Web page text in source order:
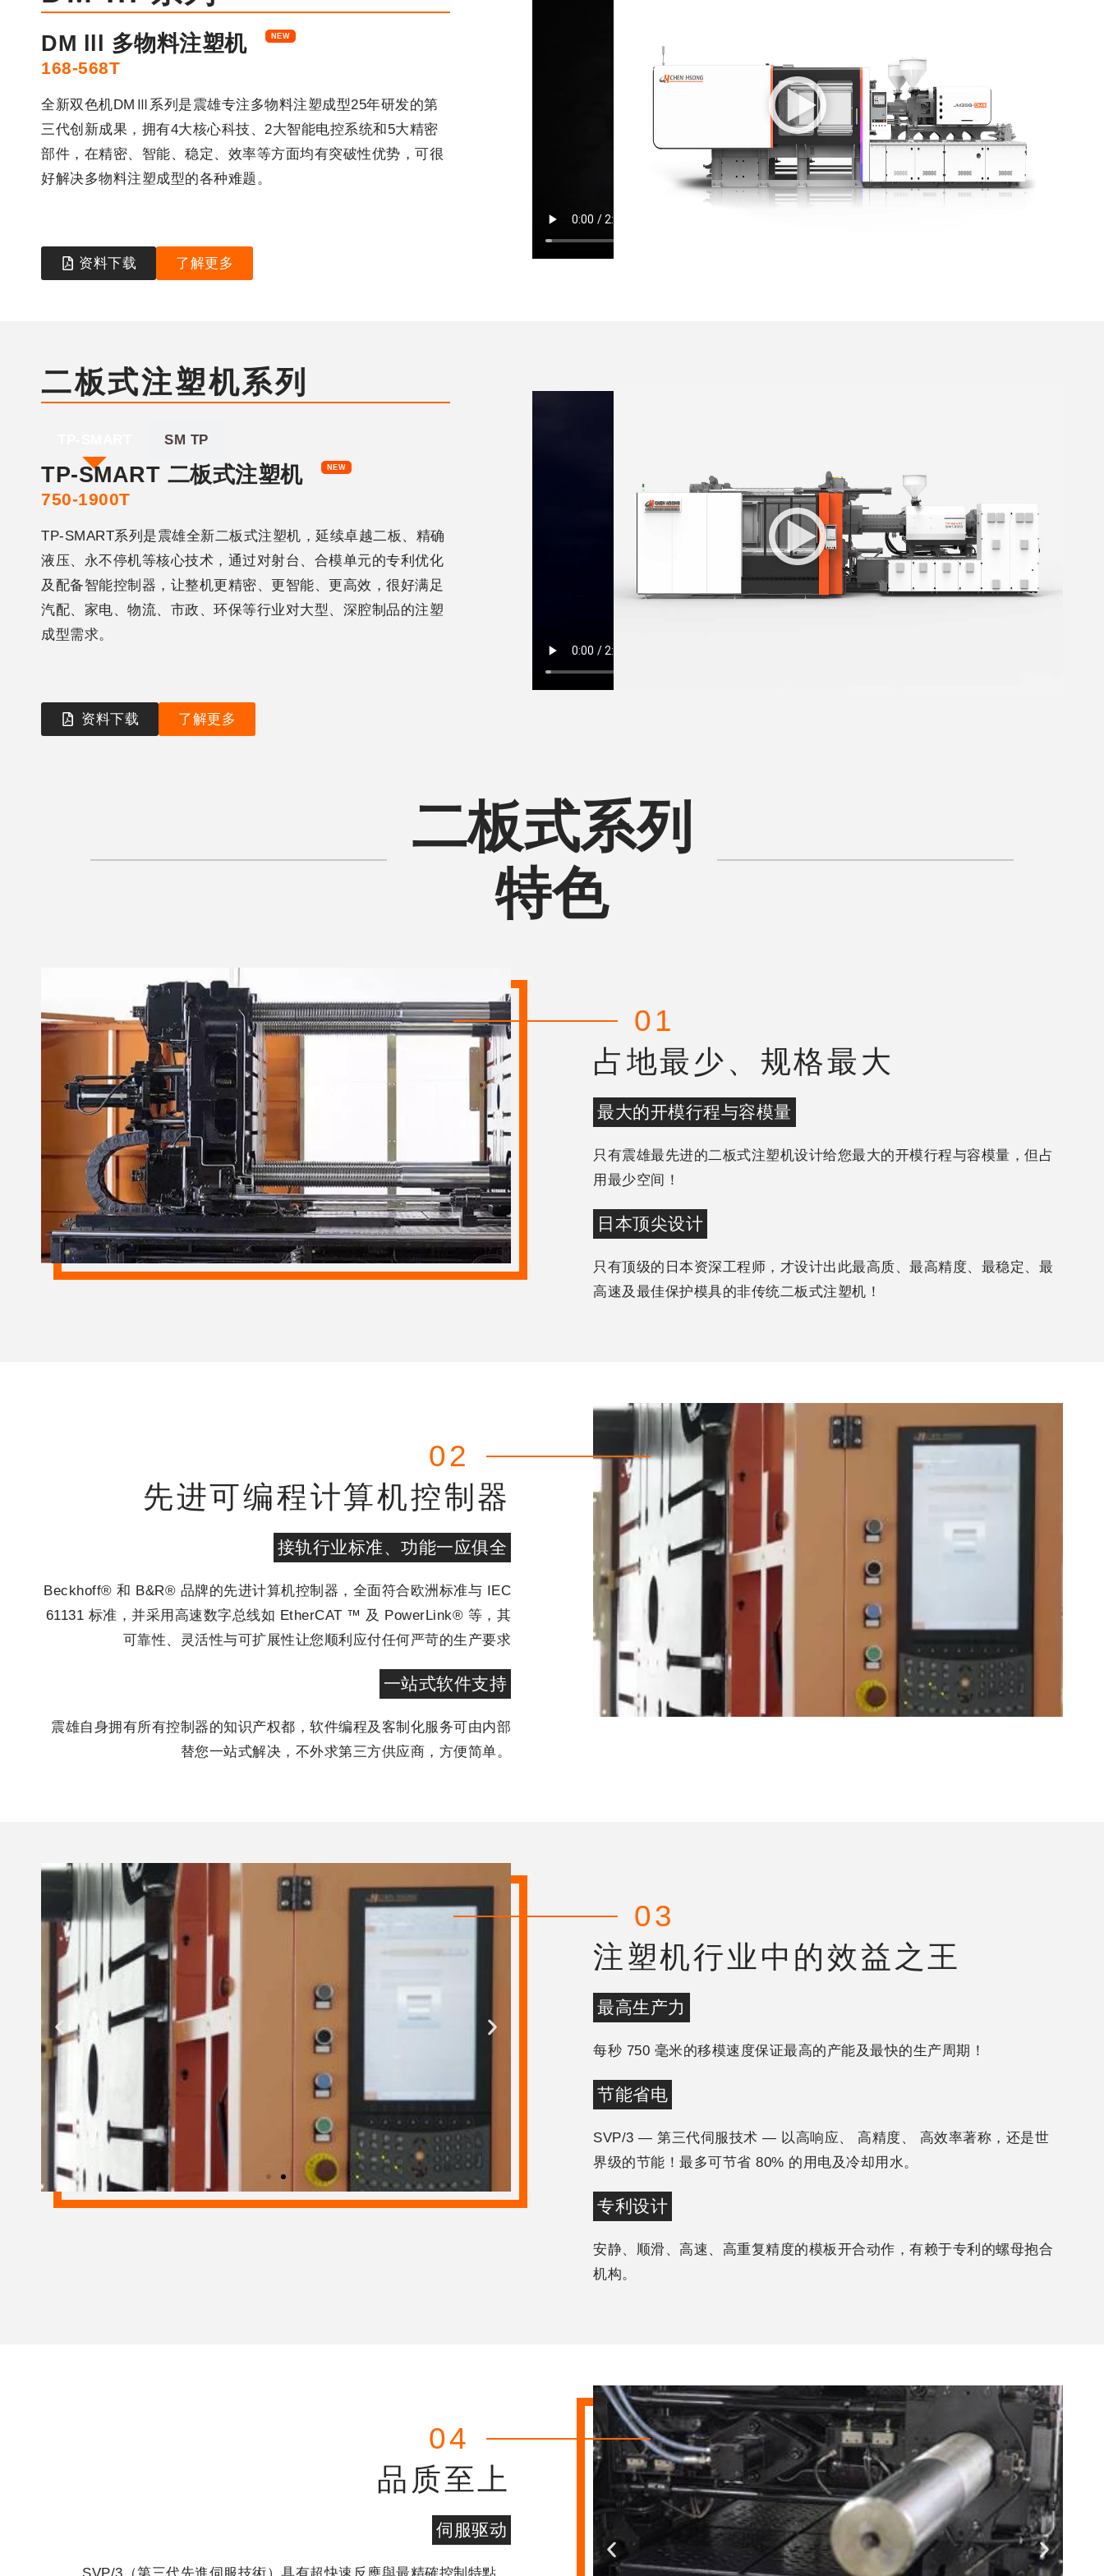
DM lll 多物料注塑机
168-568T
全新双色机DMⅢ系列是震雄专注多物料注塑成型25年研发的第
三代创新成果，拥有4大核心科技、2大智能电控系统和5大精密
部件，在精密、智能、稳定、效率等方面均有突破性优势，可很
好解决多物料注塑成型的各种难题。
资料下载 了解更多
二板式注塑机系列
SM TP
TP-SMART 二板式注塑机
750-1900T
TP-SMART系列是震雄全新二板式注塑机，延续卓越二板、精确
液压、永不停机等核心技术，通过对射台、合模单元的专利优化
及配备智能控制器，让整机更精密、更智能、更高效，很好满足
汽配、家电、物流、市政、环保等行业对大型、深腔制品的注塑
成型需求。
资料下载 了解更多
二板式系列
特色
01
占地最少、规格最大
最大的开模行程与容模量
只有震雄最先进的二板式注塑机设计给您最大的开模行程与容模量，但占
用最少空间！
日本顶尖设计
只有顶级的日本资深工程师，才设计出此最高质、最高精度、最稳定、最
高速及最佳保护模具的非传统二板式注塑机！
先进可编程计算机控制器
接轨行业标准、功能一应俱全
Beckhoff® 和 B&R® 品牌的先进计算机控制器，全面符合欧洲标准与 IEC
61131 标准，并采用高速数字总线如 EtherCAT ™ 及 PowerLink® 等，其
可靠性、灵活性与可扩展性让您顺利应付任何严苛的生产要求
一站式软件支持
震雄自身拥有所有控制器的知识产权都，软件编程及客制化服务可由内部
替您一站式解决，不外求第三方供应商，方便简单。
02
03
注塑机行业中的效益之王
最高生产力
每秒 750 毫米的移模速度保证最高的产能及最快的生产周期！
节能省电
SVP/3 — 第三代伺服技术 — 以高响应、 高精度、 高效率著称，还是世
界级的节能！最多可节省 80% 的用电及冷却用水。
专利设计
安静、顺滑、高速、高重复精度的模板开合动作，有赖于专利的螺母抱合
机构。
品质至上
伺服驱动
04